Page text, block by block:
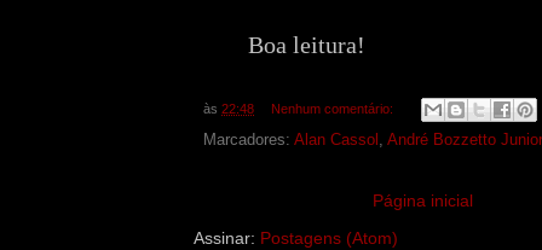
Boa leitura!
às 22:48 Nenhum comentário:
Marcadores: Alan Cassol , André Bozzetto Junior
Página inicial
Assinar: Postagens (Atom)